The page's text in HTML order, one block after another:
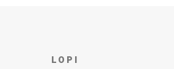
LOPI